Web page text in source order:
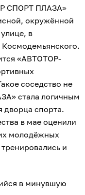
СПОРТ ПЛАЗА»
окружённой
в
«АВТОТОР-
соседство не
стала логичным
дворца спорта.
в мае оценили
молодёжных
и
в минувшую